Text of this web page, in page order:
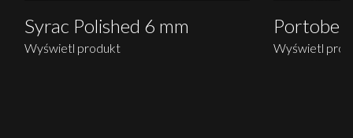
Syrac Polished 6 mm
Wyświetl produkt Wyświetl